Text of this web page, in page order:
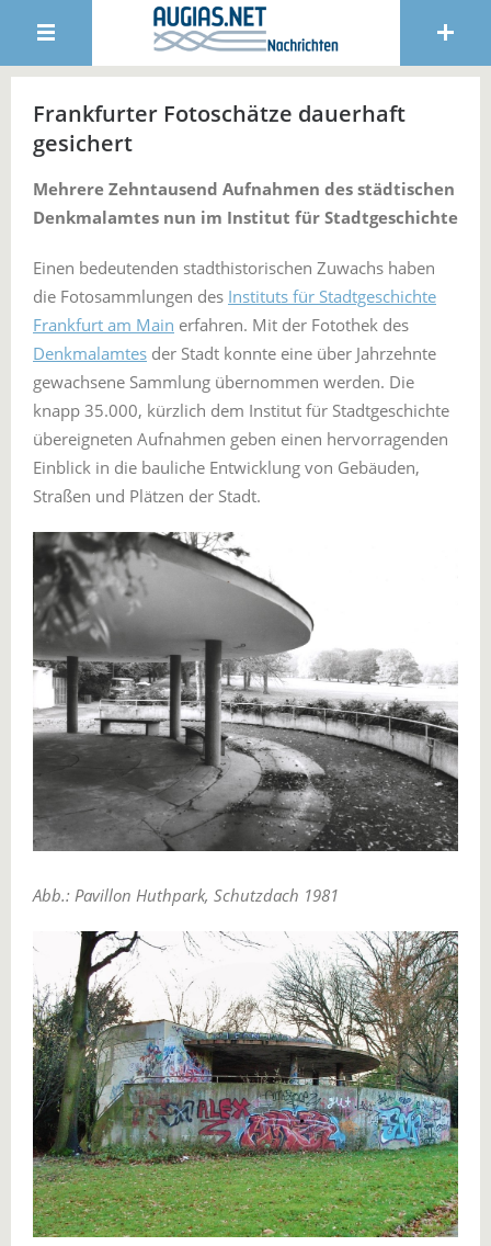
Frankfurter Fotoschätze dauerhaft
gesichert
Mehrere Zehntausend Aufnahmen des städtischen
Denkmalamtes nun im Institut für Stadtgeschichte
Einen bedeutenden stadthistorischen Zuwachs haben
die Fotosammlungen des Instituts für Stadtgeschichte
Frankfurt am Main erfahren. Mit der Fotothek des
Denkmalamtes der Stadt konnte eine über Jahrzehnte
gewachsene Sammlung übernommen werden. Die
knapp 35.000, kürzlich dem Institut für Stadtgeschichte
übereigneten Aufnahmen geben einen hervorragenden
Einblick in die bauliche Entwicklung von Gebäuden,
Straßen und Plätzen der Stadt.
Abb.: Pavillon Huthpark, Schutzdach 1981